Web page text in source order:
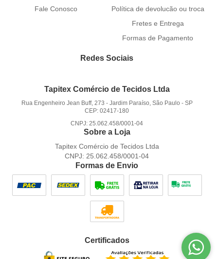
Fale Conosco
Política de devolucão ou troca
Fretes e Entrega
Formas de Pagamento
Redes Sociais
Tapitex Comércio de Tecidos Ltda
Rua Engenheiro Jean Buff, 273 - Jardim Paraíso, São Paulo - SP
CEP: 02417-180
CNPJ: 25.062.458/0001-04
Sobre a Loja
Tapitex Comércio de Tecidos Ltda
CNPJ: 25.062.458/0001-04
Formas de Envio
Certificados